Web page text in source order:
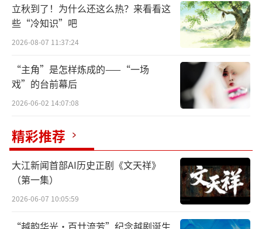
小时候，黄永玉觉得自己的家乡真大，大
到能装得下全世界最好玩的东西。
80年前的凤凰是湘西地区最繁华的小城，
对于还是孩子的黄永玉来说，好看东西实在太
多了：大傀儡戏、傩园戏、划龙船、重阳登
他在心里想，好诗好词应该在这种地方长
出来才好。
作为小城第一对自由恋爱的新式夫妻，母
亲是凤凰城里第一个剪短发、穿短裙的女性；
立秋到了！为什么还这么热？来看看这
些“冷知识”吧
2026-08-07 11:37:24
“主角”是怎样炼成的——“一场
戏”的台前幕后
2026-06-02 14:07:08
精彩推荐
大江新闻首部AI历史正剧《文天祥》
（第一集）
2026-06-07 10:05:59
“越韵华光·百廿流芳”纪念越剧诞生